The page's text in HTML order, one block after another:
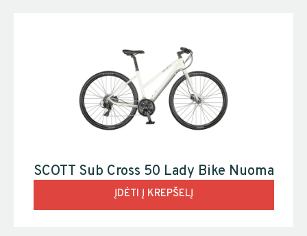
SCOTT Sub Cross 50 Lady Bike Nuoma
ĮDĖTI Į KREPŠELĮ